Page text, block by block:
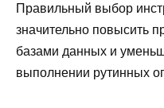
Правильный выбор
значительно повысить
базами данных и
выполнении рутинных